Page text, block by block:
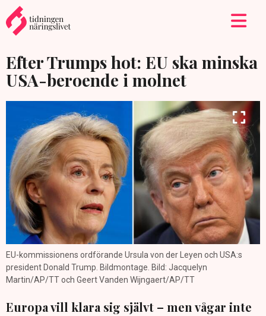
Efter Trumps hot: EU ska minska
USA-beroende i molnet
EU-kommissionens ordförande Ursula von der Leyen och USA:s
president Donald Trump. Bildmontage. Bild: Jacquelyn
Martin/AP/TT och Geert Vanden Wijngaert/AP/TT
Europa vill klara sig självt – men vågar inte